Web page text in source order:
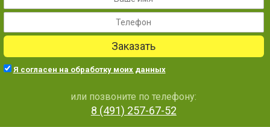
Заказать
Я согласен на обработку моих данных
или позвоните по телефону:
8 (491) 257-67-52